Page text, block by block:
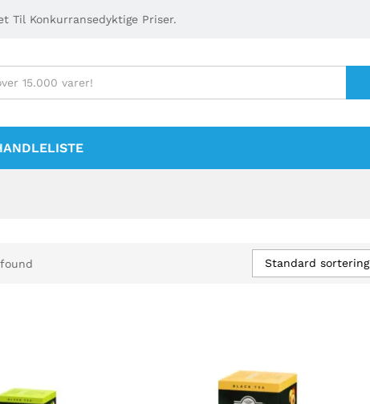
Til Konkurransedyktige Priser.
Standard sortering